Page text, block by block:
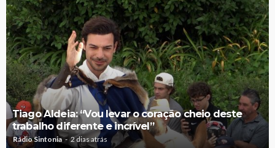
Tiago Aldeia: “Vou levar o coração cheio deste
trabalho diferente e incrível”
Rádio Sintonia 2 dias atrás